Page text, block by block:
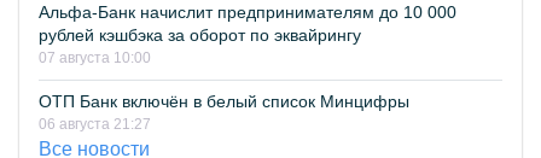
Альфа-Банк начислит предпринимателям до 10 000
рублей кэшбэка за оборот по эквайрингу
07 августа 10:00
ОТП Банк включён в белый список Минцифры
06 августа 21:27
Все новости